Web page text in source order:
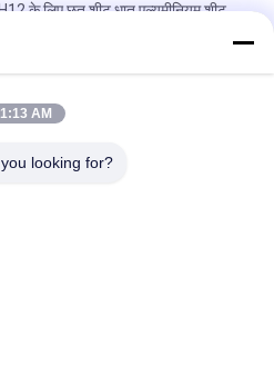
के लिए छत शीट धातु एल्यूमीनियम शीट
पैनल (एसीपी) के लिए रंग लेपित
पीई पीवीडीएफ 1060 3003 3004 5052
1:13 AM
looking for?